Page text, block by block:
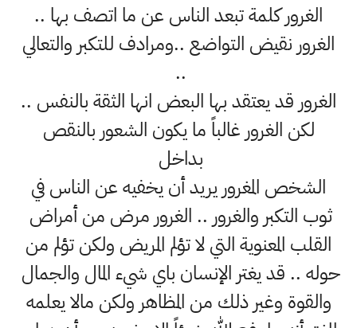
الغرور كلمة تبعد الناس عن ما اتصف بها ..
الغرور نقيض التواضع ..ومرادف للتكبر والتعالي
..
الغرور قد يعتقد بها البعض انها الثقة بالنفس ..
لكن الغرور غالباً ما يكون الشعور بالنقص
بداخل
الشخص المغرور يريد أن يخفيه عن الناس في
ثوب التكبر والغرور .. الغرور مرض من أمراض
القلب المعنوية التي لا تؤلم المريض ولكن تؤلم من
حوله .. قد يغتر الإنسان باي شيء المال والجمال
والقوة وغير ذلك من المظاهر ولكن مالا يعلمه